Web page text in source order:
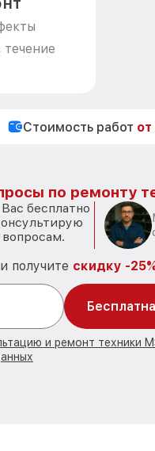
Стоимость работ
по ремонту
бесплатно
получите скидку -
и ремонт техники